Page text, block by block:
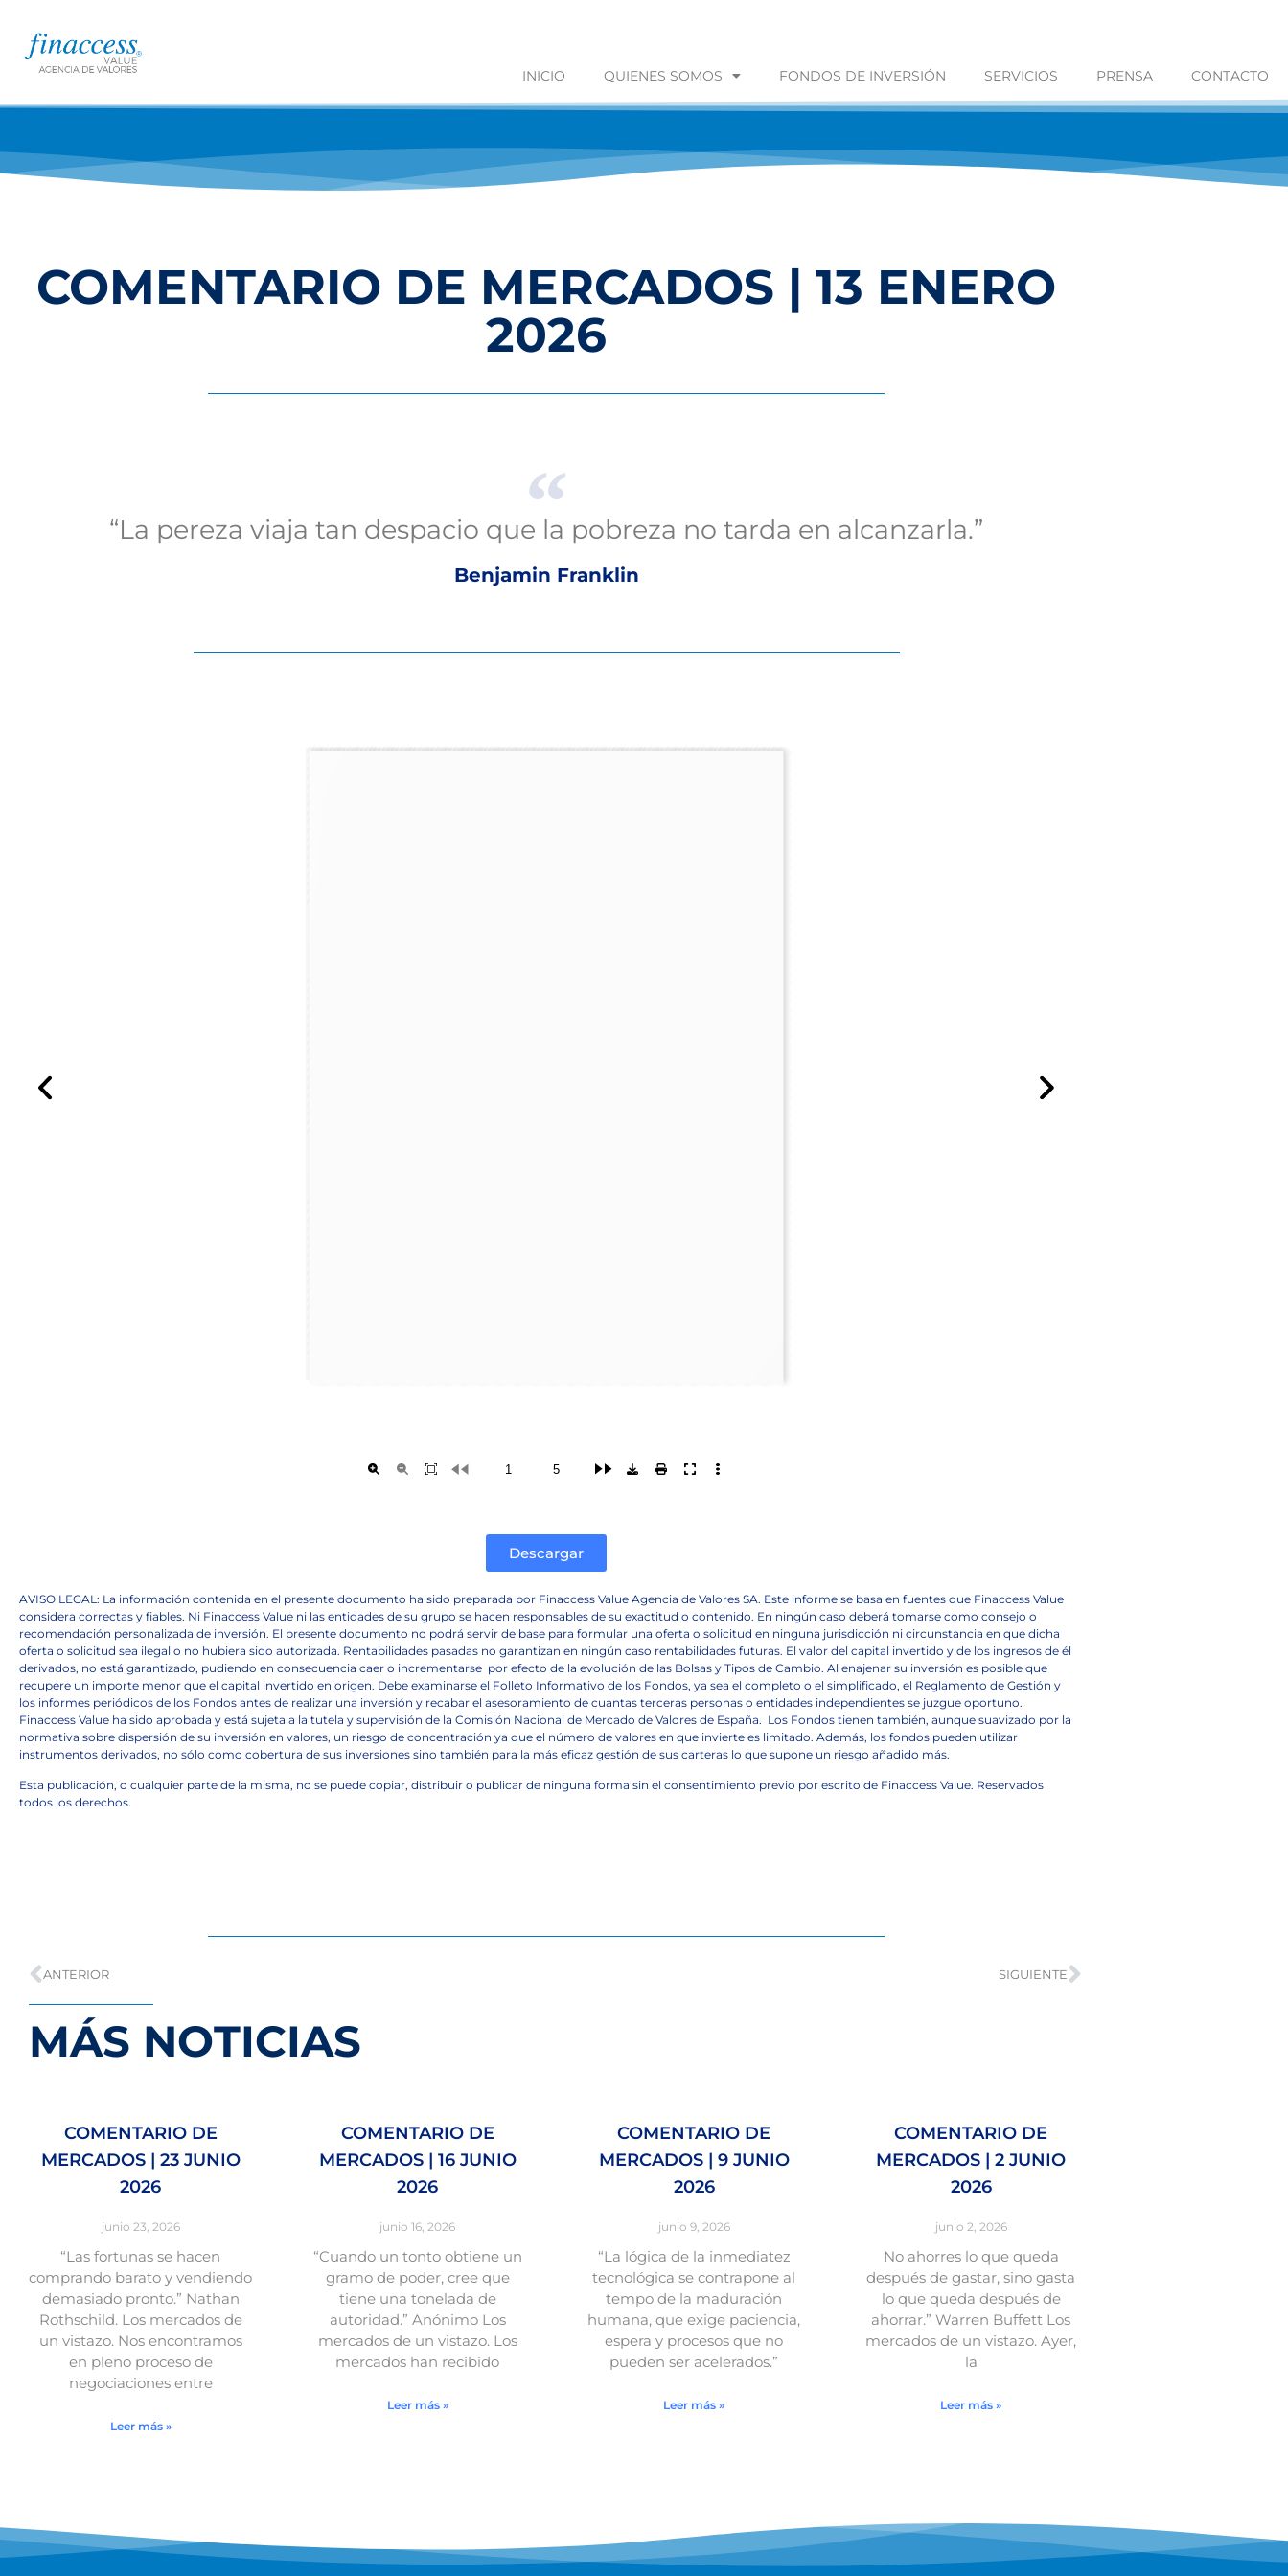
INICIO QUIENES SOMOS FONDOS DE INVERSIÓN SERVICIOS PRENSA CONTACTO
COMENTARIO DE MERCADOS | 13 ENERO
2026
“La pereza viaja tan despacio que la pobreza no tarda en alcanzarla.”
Benjamin Franklin
Descargar
AVISO LEGAL: La información contenida en el presente documento ha sido preparada por Finaccess Value Agencia de Valores SA. Este informe se basa en fuentes que Finaccess Value
considera correctas y fiables. Ni Finaccess Value ni las entidades de su grupo se hacen responsables de su exactitud o contenido. En ningún caso deberá tomarse como consejo o
recomendación personalizada de inversión. El presente documento no podrá servir de base para formular una oferta o solicitud en ninguna jurisdicción ni circunstancia en que dicha
oferta o solicitud sea ilegal o no hubiera sido autorizada. Rentabilidades pasadas no garantizan en ningún caso rentabilidades futuras. El valor del capital invertido y de los ingresos de él
derivados, no está garantizado, pudiendo en consecuencia caer o incrementarse por efecto de la evolución de las Bolsas y Tipos de Cambio. Al enajenar su inversión es posible que
recupere un importe menor que el capital invertido en origen. Debe examinarse el Folleto Informativo de los Fondos, ya sea el completo o el simplificado, el Reglamento de Gestión y
los informes periódicos de los Fondos antes de realizar una inversión y recabar el asesoramiento de cuantas terceras personas o entidades independientes se juzgue oportuno.
Finaccess Value ha sido aprobada y está sujeta a la tutela y supervisión de la Comisión Nacional de Mercado de Valores de España. Los Fondos tienen también, aunque suavizado por la
normativa sobre dispersión de su inversión en valores, un riesgo de concentración ya que el número de valores en que invierte es limitado. Además, los fondos pueden utilizar
instrumentos derivados, no sólo como cobertura de sus inversiones sino también para la más eficaz gestión de sus carteras lo que supone un riesgo añadido más.
Esta publicación, o cualquier parte de la misma, no se puede copiar, distribuir o publicar de ninguna forma sin el consentimiento previo por escrito de Finaccess Value. Reservados
todos los derechos.
ANTERIOR SIGUIENTE
MÁS NOTICIAS
COMENTARIO DE
MERCADOS | 23 JUNIO
2026
junio 23, 2026
“Las fortunas se hacen
comprando barato y vendiendo
demasiado pronto.” Nathan
Rothschild. Los mercados de
un vistazo. Nos encontramos
en pleno proceso de
negociaciones entre
Leer más »
COMENTARIO DE
MERCADOS | 16 JUNIO
2026
junio 16, 2026
“Cuando un tonto obtiene un
gramo de poder, cree que
tiene una tonelada de
autoridad.” Anónimo Los
mercados de un vistazo. Los
mercados han recibido
Leer más »
COMENTARIO DE
MERCADOS | 9 JUNIO
2026
junio 9, 2026
“La lógica de la inmediatez
tecnológica se contrapone al
tempo de la maduración
humana, que exige paciencia,
espera y procesos que no
pueden ser acelerados.”
Leer más »
COMENTARIO DE
MERCADOS | 2 JUNIO
2026
junio 2, 2026
No ahorres lo que queda
después de gastar, sino gasta
lo que queda después de
ahorrar.” Warren Buffett Los
mercados de un vistazo. Ayer,
la
Leer más »